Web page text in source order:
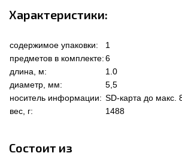
Характеристики:
содержимое упаковки:
1
предметов в комплекте:6
длина, м:
1.0
диаметр, мм:
5,5
носитель информации: SD-карта до макс.
вес, г:
1488
Состоит из